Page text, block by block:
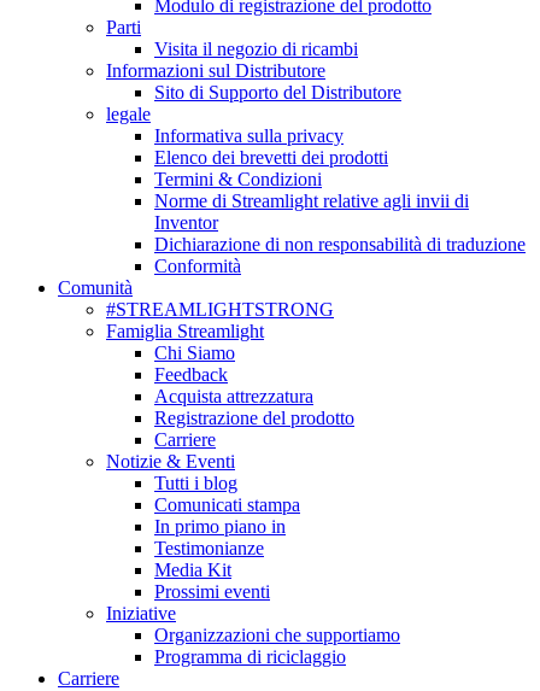
Modulo di registrazione del prodotto
Parti
Visita il negozio di ricambi
Informazioni sul Distributore
Sito di Supporto del Distributore
legale
Informativa sulla privacy
Elenco dei brevetti dei prodotti
Termini & Condizioni
Norme di Streamlight relative agli invii di
Inventor
Dichiarazione di non responsabilità di traduzione
Conformità
Comunità
#STREAMLIGHTSTRONG
Famiglia Streamlight
Chi Siamo
Feedback
Acquista attrezzatura
Registrazione del prodotto
Carriere
Notizie & Eventi
Tutti i blog
Comunicati stampa
In primo piano in
Testimonianze
Media Kit
Prossimi eventi
Iniziative
Organizzazioni che supportiamo
Programma di riciclaggio
Carriere